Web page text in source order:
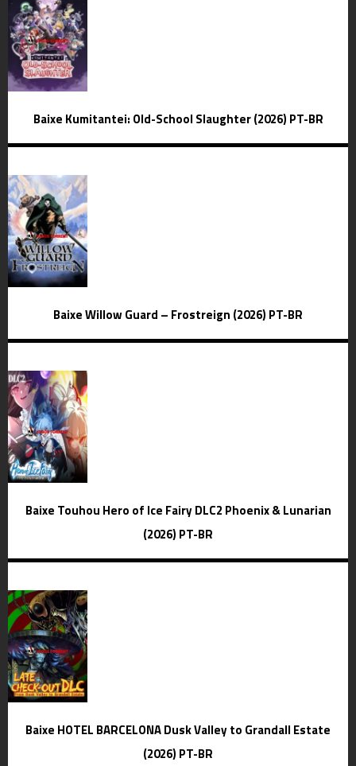
Baixe Kumitantei: Old-School Slaughter (2026) PT-BR
Baixe Willow Guard – Frostreign (2026) PT-BR
Baixe Touhou Hero of Ice Fairy DLC2 Phoenix & Lunarian
(2026) PT-BR
Baixe HOTEL BARCELONA Dusk Valley to Grandall Estate
(2026) PT-BR